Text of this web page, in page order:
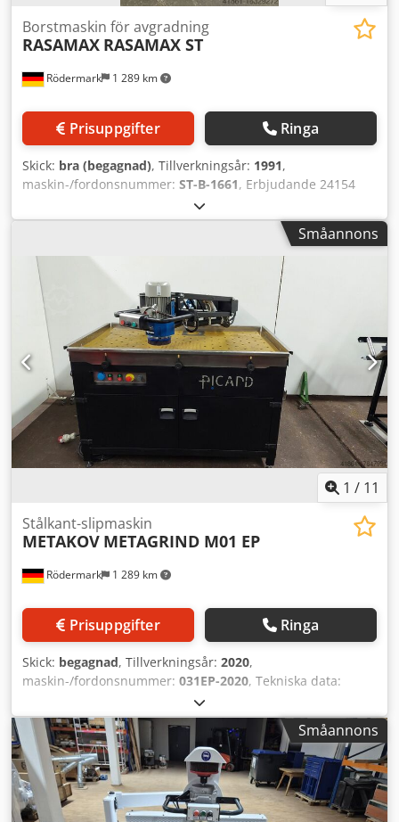
Rödermark 1 289 km
Borstmaskin för avgradning
RASAMAX RASAMAX ST
Prisuppgifter Ringa
Skick: bra (begagnad), Tillverkningsår: 1991,
maskin-/fordonsnummer: ST-B-1661, Erbjudande 24154
Tekniska data: - Borstdiameter 250 mm - Borstbredd 60
mm - Skivhastighet 1500 / 3000 varv/min - Drivning 400 V /
1,0 / 1,4 kW - Arbets­höjd 900 mm - Utrymmesbehov ca. B
650 x H 1150 x D 450 mm Cjdpjtwmv Ejfx Am Rsrf - Vikt ca.
100 kg
Småannons
1 / 11
Rödermark 1 289 km
Stålkant-slipmaskin
METAKOV METAGRIND M01 EP
Prisuppgifter Ringa
Skick: begagnad, Tillverkningsår: 2020,
maskin-/fordonsnummer: 031EP-2020, Tekniska data:
Credpfjvazz Dox Am Rjf - Slipmedelsdiameter: 150 mm -
Slipaggregat svängbart på ledarm - Svängradie sliparm:
2000 mm - Motoriserad dammutsugning - Skivhastighet
steglöst justerbar: 800 – 2200 rpm - Bordsmått: 1500 x 880
mm - Bordshöjd ca: 920 mm - Drift: 400 V / 3,6 kW -
Platsbehov ca: B 1600 x H 1600 x D 1600 mm - Vikt ca: 250
kg
Småannons